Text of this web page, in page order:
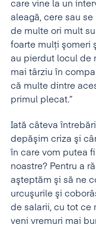
care vine la un
aleagă, cere sau
de multe ori mult
foarte mulţi şomeri
au pierdut locul de
mai târziu în
că multe dintre
primul plecat.”
Iată câteva
depăşim criza şi
în care vom putea
noastre? Pentru a
aşteptăm şi să ne
urcuşurile şi
de salarii, cu tot ce
veni vremuri mai